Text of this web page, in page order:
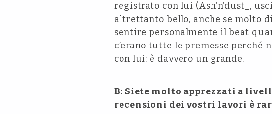
registrato con lui (Ash’n’dust_,
altrettanto bello, anche se molto
sentire personalmente il beat
c’erano tutte le premesse perché
con lui: è davvero un grande.
B: Siete molto apprezzati a
recensioni dei vostri lavori è